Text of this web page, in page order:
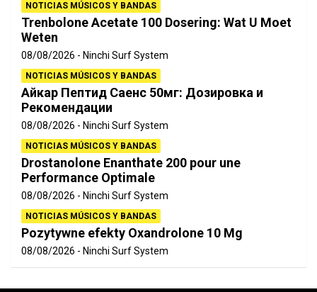
NOTICIAS MÚSICOS Y BANDAS
Trenbolone Acetate 100 Dosering: Wat U Moet
Weten
08/08/2026 Ninchi Surf System
NOTICIAS MÚSICOS Y BANDAS
Айкар Пептид Саенс 50мг: Дозировка и
Рекомендации
08/08/2026 Ninchi Surf System
NOTICIAS MÚSICOS Y BANDAS
Drostanolone Enanthate 200 pour une
Performance Optimale
08/08/2026 Ninchi Surf System
NOTICIAS MÚSICOS Y BANDAS
Pozytywne efekty Oxandrolone 10 Mg
08/08/2026 Ninchi Surf System